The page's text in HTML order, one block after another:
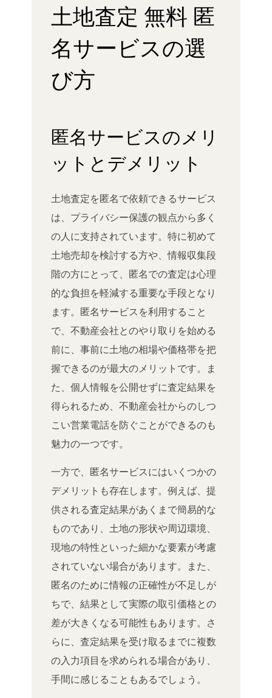
土地査定 無料 匿
名サービスの選
び方
匿名サービスのメリ
ットとデメリット
土地査定を匿名で依頼できるサービス
は、プライバシー保護の観点から多く
の人に支持されています。特に初めて
土地売却を検討する方や、情報収集段
階の方にとって、匿名での査定は心理
的な負担を軽減する重要な手段となり
ます。匿名サービスを利用すること
で、不動産会社とのやり取りを始める
前に、事前に土地の相場や価格帯を把
握できるのが最大のメリットです。ま
た、個人情報を公開せずに査定結果を
得られるため、不動産会社からのしつ
こい営業電話を防ぐことができるのも
魅力の一つです。
一方で、匿名サービスにはいくつかの
デメリットも存在します。例えば、提
供される査定結果があくまで簡易的な
ものであり、土地の形状や周辺環境、
現地の特性といった細かな要素が考慮
されていない場合があります。また、
匿名のために情報の正確性が不足しが
ちで、結果として実際の取引価格との
差が大きくなる可能性もあります。さ
らに、査定結果を受け取るまでに複数
の入力項目を求められる場合があり、
手間に感じることもあるでしょう。